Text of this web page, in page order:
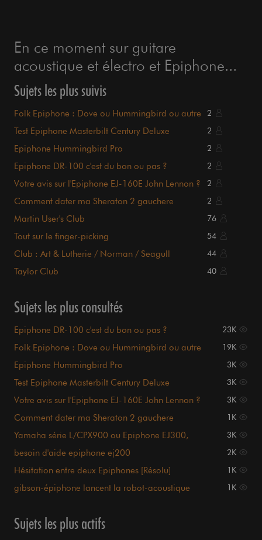
En ce moment sur guitare
acoustique et électro et Epiphone...
Sujets les plus suivis
Folk Epiphone : Dove ou Hummingbird ou autre
2
Test Epiphone Masterbilt Century Deluxe 2
Epiphone Hummingbird Pro 2
Epiphone DR-100 c'est du bon ou pas ? 2
Votre avis sur l'Epiphone EJ-160E John Lennon ? 2
Comment dater ma Sheraton 2 gauchere 2
Martin User's Club 76
Tout sur le finger-picking 54
Club : Art & Lutherie / Norman / Seagull 44
Taylor Club 40
Sujets les plus consultés
Epiphone DR-100 c'est du bon ou pas ? 23K
Folk Epiphone : Dove ou Hummingbird ou autre
19K
Epiphone Hummingbird Pro 3K
Test Epiphone Masterbilt Century Deluxe 3K
Votre avis sur l'Epiphone EJ-160E John Lennon ? 3K
Comment dater ma Sheraton 2 gauchere 1K
Yamaha série L/CPX900 ou Epiphone EJ300,
3K
besoin d'aide epiphone ej200 2K
Hésitation entre deux Epiphones [Résolu] 1K
gibson-épiphone lancent la robot-acoustique 1K
Sujets les plus actifs